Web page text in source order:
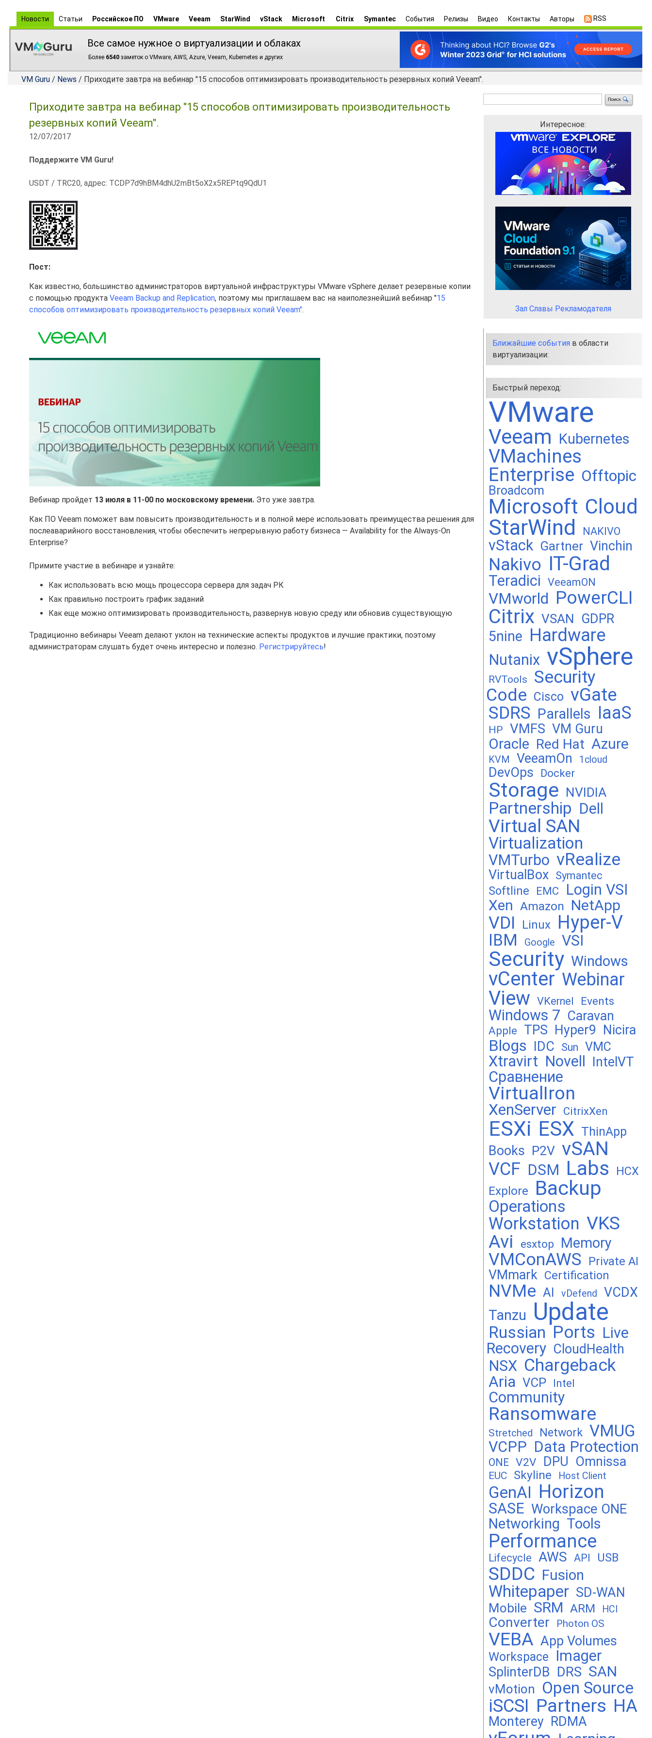
Новости Статьи Российское ПО VMware Veeam StarWind vStack Microsoft Citrix Symantec События Релизы Видео Контакты Авторы RSS
Все самое нужное о виртуализации и облаках
Более 6540 заметок о VMware, AWS, Azure, Veeam, Kubernetes и других
VM Guru / News / Приходите завтра на вебинар "15 способов оптимизировать производительность резервных копий Veeam".
Приходите завтра на вебинар "15 способов оптимизировать производительность
резервных копий Veeam".
12/07/2017
Поддержите VM Guru!
USDT / TRC20, адрес: TCDP7d9hBM4dhU2mBt5oX2x5REPtq9QdU1
Пост:
Как известно, большинство администраторов виртуальной инфраструктуры VMware vSphere делает резервные копии
с помощью продукта Veeam Backup and Replication, поэтому мы приглашаем вас на наиполезнейший вебинар "15
способов оптимизировать производительность резервных копий Veeam".
Вебинар пройдет 13 июля в 11-00 по московскому времени. Это уже завтра.
Как ПО Veeam поможет вам повысить производительность и в полной мере использовать преимущества решения для
послеаварийного восстановления, чтобы обеспечить непрерывную работу бизнеса — Availability for the Always-On
Enterprise?
Примите участие в вебинаре и узнайте:
Как использовать всю мощь процессора сервера для задач РК
Как правильно построить график заданий
Как еще можно оптимизировать производительность, развернув новую среду или обновив существующую
Традиционно вебинары Veeam делают уклон на технические аспекты продуктов и лучшие практики, поэтому
администраторам слушать будет очень интересно и полезно. Регистрируйтесь!
Интересное:
Зал Славы Рекламодателя
Ближайшие события в области
виртуализации:
Быстрый переход:
VMware
Veeam Kubernetes
VMachines
Enterprise Offtopic
Broadcom
Microsoft Cloud
StarWind NAKIVO
vStack Gartner Vinchin
Nakivo IT-Grad
Teradici VeeamON
VMworld PowerCLI
Citrix VSAN GDPR
5nine Hardware
Nutanix vSphere
RVTools
Security
Code Cisco vGate
SDRS Parallels IaaS
HP VMFS VM Guru
Oracle Red Hat Azure
KVM VeeamOn 1cloud
DevOps Docker
Storage NVIDIA
Partnership Dell
Virtual SAN
Virtualization
VMTurbo vRealize
VirtualBox Symantec
Softline EMC
Login VSI
Xen Amazon NetApp
VDI Linux Hyper-V
IBM Google VSI
Security Windows
vCenter Webinar
View VKernel Events
Windows 7 Caravan
Apple TPS Hyper9 Nicira
Blogs IDC Sun VMC
Xtravirt Novell IntelVT
Сравнение
VirtualIron
XenServer CitrixXen
ESXi ESX ThinApp
Books P2V vSAN
VCF DSM Labs HCX
Explore Backup
Operations
Workstation VKS
Avi
esxtop Memory
VMConAWS Private AI
VMmark Certification
NVMe AI vDefend VCDX
Tanzu Update
Russian Ports Live
Recovery CloudHealth
NSX Chargeback
Aria VCP Intel
Community
Ransomware
Stretched Network VMUG
VCPP Data Protection
ONE V2V DPU Omnissa
EUC Skyline Host Client
GenAI Horizon
SASE Workspace ONE
Networking Tools
Performance
Lifecycle AWS API USB
SDDC Fusion
Whitepaper SD-WAN
Mobile SRM ARM HCI
Converter Photon OS
VEBA App Volumes
Workspace Imager
SplinterDB DRS SAN
vMotion Open Source
iSCSI Partners HA
Monterey RDMA